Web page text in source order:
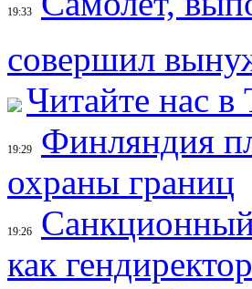
19:33
совершил
Читайте нас
19:29
Финляндия
охраны границ
19:26
как